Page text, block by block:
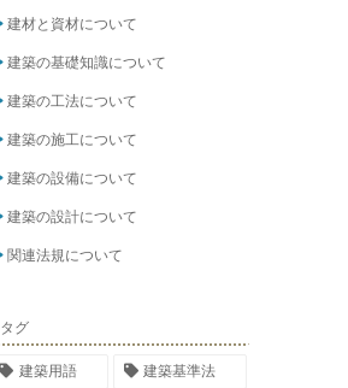
建材と資材について
建築の基礎知識について
建築の工法について
建築の施工について
建築の設備について
建築の設計について
関連法規について
タグ
建築用語 建築基準法